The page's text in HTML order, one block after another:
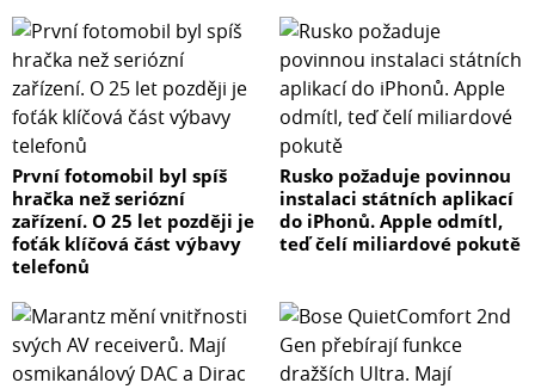
První fotomobil byl spíš
hračka než seriózní
zařízení. O 25 let později je
foťák klíčová část výbavy
telefonů
Rusko požaduje povinnou
instalaci státních aplikací
do iPhonů. Apple odmítl,
teď čelí miliardové pokutě